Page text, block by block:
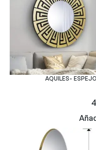
AQUILES-